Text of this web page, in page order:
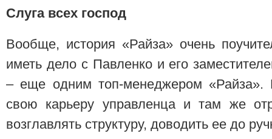
Слуга всех господ
Вообще, история «Райза» очень
иметь дело с Павленко и его
– еще одним топ-менеджером «Райза».
свою карьеру управленца и там же
возглавлять структуру, доводить ее до